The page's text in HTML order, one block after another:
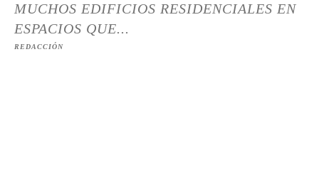
MUCHOS EDIFICIOS RESIDENCIALES EN
ESPACIOS QUE...
REDACCIÓN